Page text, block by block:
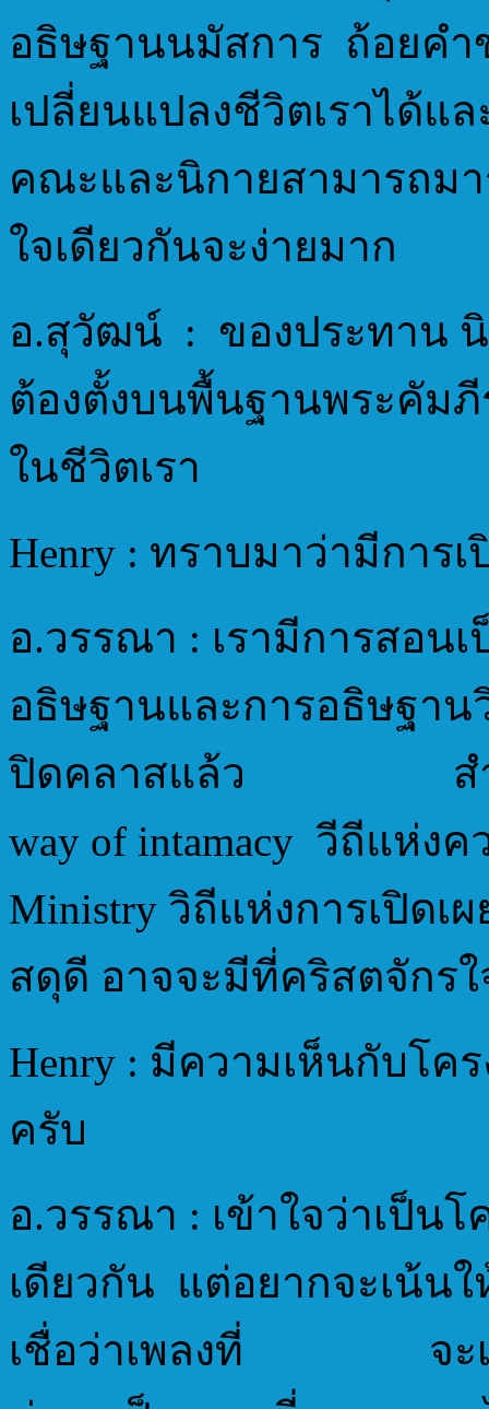
อธิษฐานนมัสการ ถ้อยคำ
เปลี่ยนแปลงชีวิตเราได้แ
คณะและนิกายสามารถม
ใจเดียวกันจะง่ายมาก
อ.สุวัฒน์ : ของประทาน
ต้องตั้งบนพื้นฐานพระคัม
ในชีวิตเรา
Henry : ทราบมาว่ามีการ
อ.วรรณา : เรามีการสอน
อธิษฐานและการอธิษฐาน
ปิดคลาสแล้ว สำหรับ
way of intamacy วีถีแห่ง
Ministry วิถีแห่งการเปิด
สดุดี อาจจะมีที่คริสตจักร
Henry : มีความเห็นกับโคร
ครับ
อ.วรรณา : เข้าใจว่าเป็น
เดียวกัน แต่อยากจะเน้น
เชื่อว่าเพลงที่ จะเค